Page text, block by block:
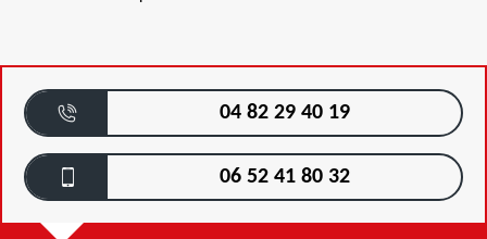
04 82 29 40 19
06 52 41 80 32